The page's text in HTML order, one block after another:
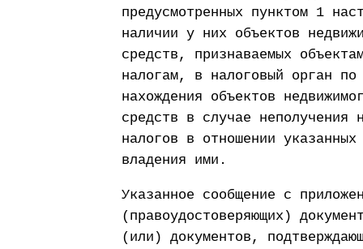
предусмотренных пунктом 1
наличии у них объектов
средств, признаваемых
налогам, в налоговый орган
нахождения объектов
средств в случае неполучения
налогов в отношении
владения ими.
Указанное сообщение с
(правоудостоверяющих)
(или) документов,